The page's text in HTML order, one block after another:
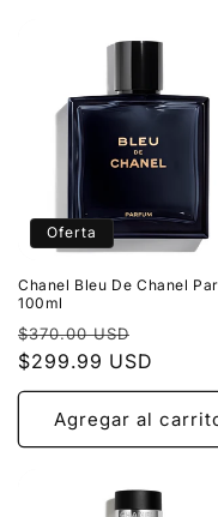
Oferta
Chanel Bleu De Chanel
100ml
Precio
habitual
$370.00 USD
de
oferta
$299.99 USD
Agregar al